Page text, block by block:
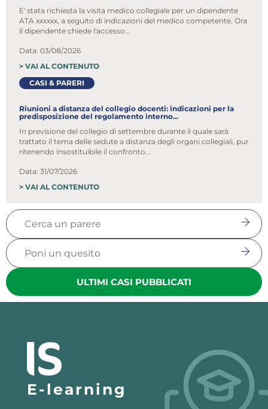
E' stata richiesta la visita medico collegiale per un dipendente
ATA xxxxxx, a seguito di indicazioni del medico competente. Ora
il dipendente chiede l'accesso...
Data: 03/08/2026
> VAI AL CONTENUTO
CASI & PARERI
Riunioni a distanza del collegio docenti: indicazioni per la
predisposizione del regolamento interno...
In previsione del collegio di settembre durante il quale sarà
trattato il tema delle sedute a distanza degli organi collegiali, pur
ritenendo insostituibile il confronto...
Data: 31/07/2026
> VAI AL CONTENUTO
ULTIMI CASI PUBBLICATI
E-learning